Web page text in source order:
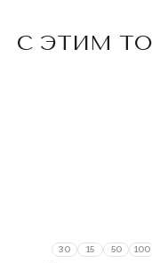
С ЭТИМ
зарегистрируйтесь,
чтобы добавить
30 15 50 100